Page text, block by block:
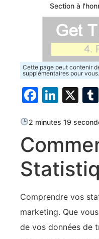
Section à
Cette page peut contenir
supplémentaires pour vous.
X
2 minutes 19
Comprendre vos
marketing. Que
de vos données de